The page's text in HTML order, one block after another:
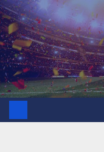
Zum
Inhalt
springen